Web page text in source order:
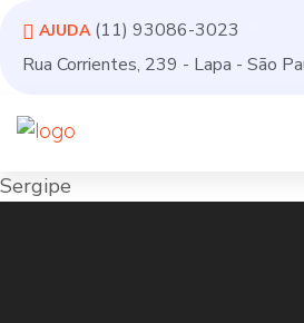
AJUDA (11) 93086-3023
Rua Corrientes, 239 - Lapa - São
Sergipe